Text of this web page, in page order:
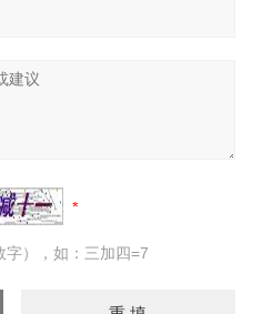
字），如：三加四=7